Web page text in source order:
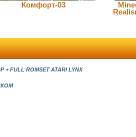
Комфорт-03
+ FULL ROMSET ATARI LYNX